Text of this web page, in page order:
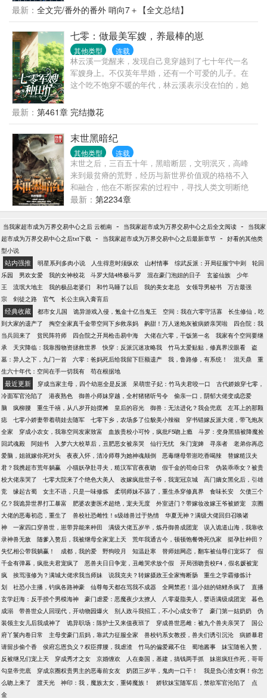
骨联合给剥了不留痕迹； 也有人说，陆北辰心里始终
闻的血案，一桩桩离奇难解的案件，险象环生荆榛满
目，她的世界不再平静，他却从容冷静抽丝剥茧寻找
真相，提醒她：“你最好聪明些，我不想有一天亲手为
你验尸。” 他不是北深，北深的手不是冰的，北深的眼
不是凉的，他却用解剖刀抵着她的胸口说：“不及你这
孤寂？于她，他只是她的陌路相逢，于他，她却是他
不曾挥去的旧梦。 *** 陆北辰时刻会让她陷入错觉，熟
悉的背影，及熟悉的脸庞，然后她便无法呼吸。 他却
说：“既然辜负，又何必心痛？” 但在某一天，有人告
诉了顾初，不要相信陆北辰，因为他，不是陆北
辰…… *** 被青春圆寂的是爱情，被爱情流放的是青
春。 *** 【陆门系列】第1部，首部“法医”题材悬疑言
情小说，带你进入不曾想象的领域。殷氏出品，全新
系列，全新人物，质量保证。
奇奇怪怪的。戴着墨镜的瞎子做出了出乎意料的事
情。廖星火发现……他在这个队伍里好像有点不安
全。旧版文案：廖星火是个没有过去的人，失去了所
有记忆，据说把他送到医院的女人一出现就要带他去
塔木陀。所有要去塔木陀的人似乎都有许多秘密。但
为什么他也深陷其中……
最新： 全文完/番外的番外 哨向7＋【全文总结】
七零：做最美军嫂，养最棒的崽
其他类型 连载
林云溪一觉醒来，发现自己竟穿越到了七十年代一名
军嫂身上。不仅英年早婚，还有一个可爱的儿子。在
这个吃不饱穿不暖的年代，林云溪表示没在怕的，她
腿，开工厂，办企业，创建属于自己的商业帝国。听
说京都的四合院一千块一套，林云溪大手一挥，有多
少要多少。什么？魔都土地这么便宜，先买上二十亩
囤着。老公英俊帅气，儿子聪明伶俐，林云溪活成了
所有女人都羡慕的样子。PS：本文架空，爽就完了。
最新： 第461章 完结撒花
末世黑暗纪
其他类型 连载
末世之后，三百五十年，黑暗断层，文明泯灭，高峰
来到最贫瘠的荒野，经历与新世界价值观的格格不入
和融合，他在不断探索的过程中，寻找人类文明断绝
的原因，并在与末世统治者的斗争中不断的挖掘历史
的真相，从一个意外的旅人转变成带领人类寻找文明
复兴的领头人。 杀戮，背叛，热血，友情，阴谋，战
争，一切都在高峰的末世之旅上演，身世的迷茫，新
最新： 第2234章
当我家超市成为万界交易中心之后 云栀南 - 当我家超市成为万界交易中心之后全文阅读 -
当我家
超市成为万界交易中心之后txt下载 - 当我家超市成为万界交易中心之后最新章节 - 好看的其他类
型小说
站内强推 明星系列多肉小说 人生得意时须纵欢 山村情事 综武反派：开局征服宁中则
轮回
乐园
男欢女爱 我的女神校花 斗罗大陆4终极斗罗 混在豪门泡妞的日子 玄鉴仙族
少年
王
流氓大地主 我的极品老婆们 和竹马睡了以后 我的美女老总 女领导男秘书
万古最强
宗
剑徒之路 官气 长公主病入膏肓后
经典收藏 都市女儿国 诡异游戏入侵，氪金十亿当鬼王 空间：我在六零守活寡
长生修仙，吃
到大家的遗产了
掏空全家真千金带空间下乡救亲妈 齁甜！万人迷炮灰被病娇亲哭啦
四合院：我
当兵回来了
贫民阵符师 四合院之开局枪击易中海 大佬在六零，干饭第一名
我家有个空间要继
承
天灾降临：我靠囤物资拯救世界 快穿：反派沉迷攻略我 竹马太爱贴贴，修真界没眼看
盗
墓：异人之下，九门一首
六零：爸妈死后给我留下巨额遗产 我，鲁路修，有系统！ 混天鼎
重
生六十年代：空间在手一切我有
苟在根据地
最近更新 穿成当家主母，四个幼崽全是反派 呆萌世子妃：竹马夫君咬一口
古代娇娘穿七零，
冷面军官沦陷了
港夜熟色 御兽小师妹穿越，全村猪猪听号令
偷亲一口，阴郁大佬变成恋爱
脑
疯柳腰 重生千禧，从八岁开始摆摊 皇后的容光 御兽：无法进化？我会兜底
左耳上的那颗
痣
七零小娇妻带着萌娃去随军 七零下乡，农场多了位貌美小辣椒
穿书错嫁反派大佬，带飞炮灰
全家
穿成小农女，我靠空间发家致富 血族贵校小可怜，疯批F5吻上瘾
斗罗：变身黑猫被降魔捡
回武魂殿
阿姐书 入梦六大校草后，丑肥恶女被亲哭 仙行无忧 朱门宠婢 寻亲者
老弟你再恋
爱脑，姐就嫁你死对头
夜夜入怀，清冷师尊为她神魂颠倒 恶毒继母带崽吃香喝辣
替嫁糙汉夫
君？我携超市荒年躺赢
小猫妖孕肚寻夫，糙汉军官夜夜吻 假千金的苟命日常
伪装乖乖女？被贵
校大佬亲哭了
七零大院来了个绝色大美人 改嫁疯批世子爷，我宠冠京城
高门嫡女黑化后，引雄
竞
缘起古蜀 女主不语，只是一味修炼 柔弱师妹不舔了，重生杀穿修真界 食味长安
欠债三个
亿？我诡异世界打工暴富
肥婆农妻医术超绝，宠夫无度 外室进门？带嫁妆改嫁王爷被娇宠
京圈
大佬的恶毒初恋，重生了
兽校社恐雌性！s级雄兽过于热情
华夏无神？满级大佬回归召唤诸
神
一家四口穿兽世，崽带异能来种田 满级大佬五岁半，炼丹御兽成团宠
误入诡道山海，我靠收
录神兽无敌
随爹入赘后，我被继母全家宠上天 荒年我通古今，顿顿饱餐馋死仇家
挺孕肚种田？
失忆相公带我躺赢！
成都，我的爱 野狗咬月 知温赴寒 替师姐网恋，翻车被仙尊们宠坏了
假
千金有弹幕，疯批夫君宠疯了
恶兽夫日日争宠，丑雌哭求放个假
开局强吻贵校F4，假名媛被宠
疯
挨骂涨修为？满城大佬求我当师妹 说我克夫？转嫁摄政王全家悔断肠
重生之学霸修炼计
划
社恐小主播，钓疯各路神豪 仙尊每天都在骂我不成器 全网禁惹！温小姐的锦鲤杀疯了
直播
玄学赶海：反手捞个男模海神
豪门虐爱：恶魔夜少太撩人 八零凝脂美人，婴语满级成团宠
暮色
成溺
带兽世众人回现代，开动物园爆火 别人政斗我招工，不小心成女帝了 豪门第一姑奶奶
伪
装领主女儿后我成神了
诡异职场：陈护士又来值夜班了 穿成兽世恶雌：被九个兽夫亲哭了
国公
府丫鬟内卷日常
主母变豪门后妈，靠武力征服全家 兽校钓系女教授，兽夫们诱引沉沦
病娇暴君
请留步偷个香
侯府忘恩负义？权臣撑腰，我虐渣 竹马的偏爱藏不住 蜀地酱事
妹宝随爸入赘，
反被继兄们宠上天
穿成秀才之女 京婚缠欢 人在秦国，基建，搞钱两手抓
妹崽疯狂作死，哥哥
勾皇帝兜底
穿成京圈权贵男主的恶毒前女友 奶团三岁半，鬼肉一口干！
我是负心渣女啊！你怎
么吻上来了
渡天光 神印：我，魔族太女，重铸魔族！ 娇软妹宝随军后，禁欲军官沦陷了
点
金